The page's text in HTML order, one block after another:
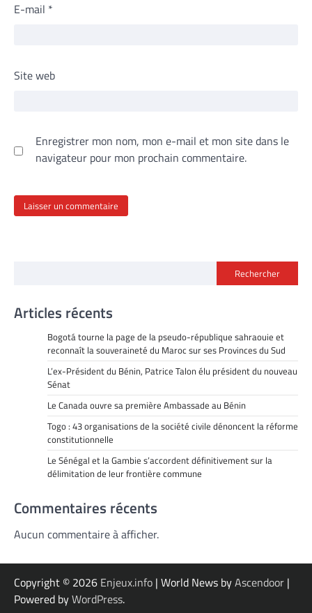
E-mail *
Site web
Enregistrer mon nom, mon e-mail et mon site dans le
navigateur pour mon prochain commentaire.
Rechercher
Articles récents
Bogotá tourne la page de la pseudo-république sahraouie et
reconnaît la souveraineté du Maroc sur ses Provinces du Sud
L’ex-Président du Bénin, Patrice Talon élu président du nouveau
Sénat
Le Canada ouvre sa première Ambassade au Bénin
Togo : 43 organisations de la société civile dénoncent la réforme
constitutionnelle
Le Sénégal et la Gambie s’accordent définitivement sur la
délimitation de leur frontière commune
Commentaires récents
Aucun commentaire à afficher.
Copyright © 2026 Enjeux.info | World News byAscendoor |
Powered byWordPress.